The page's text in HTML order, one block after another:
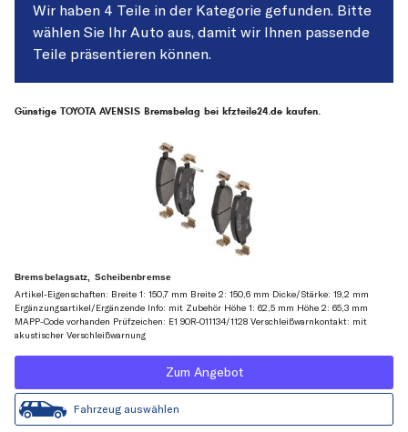
Wir haben 4 Teile in der Kategorie gefunden. Bitte
wählen Sie Ihr Auto aus, damit wir Ihnen passende
Teile präsentieren können.
Günstige TOYOTA AVENSIS Bremsbelag bei kfzteile24.de kaufen.
Bremsbelagsatz, Scheibenbremse
Artikel-Eigenschaften: Breite 1: 150,7 mm Breite 2: 150,6 mm Dicke/Stärke: 19,2 mm
Ergänzungsartikel/Ergänzende Info: mit Zubehör Höhe 1: 62,5 mm Höhe 2: 65,3 mm
MAPP-Code vorhanden Prüfzeichen: E1 90R-011134/1128 Verschleißwarnkontakt: mit
akustischer Verschleißwarnung
Zum Angebot
Fahrzeug auswählen